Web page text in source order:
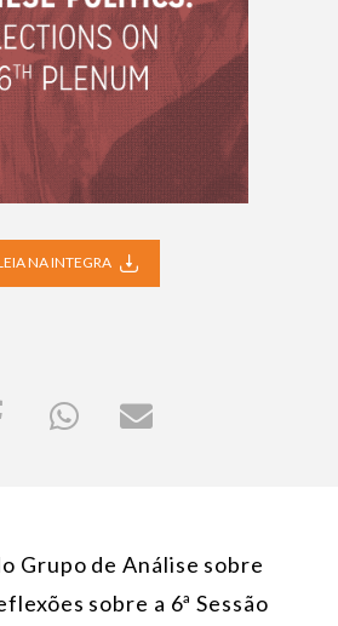
NA INTEGRA
Grupo de Análise sobre
sobre a 6ª Sessão